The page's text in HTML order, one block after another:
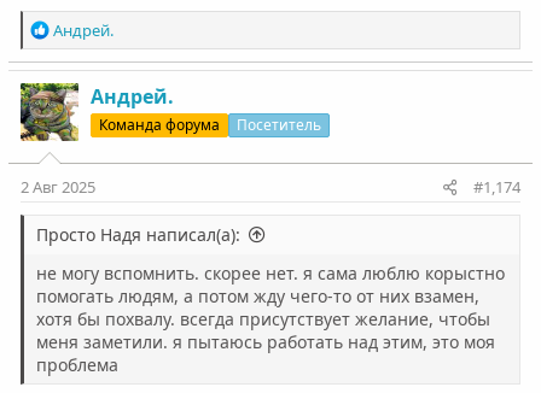
Р
е
а
к
ц
и
и
:
Андрей.
Андрей.
Команда форума Посетитель
2 Авг 2025 #1,174
Просто Надя написал(а):
не могу вспомнить. скорее нет. я сама люблю корыстно
помогать людям, а потом жду чего-то от них взамен,
хотя бы похвалу. всегда присутствует желание, чтобы
меня заметили. я пытаюсь работать над этим, это моя
проблема